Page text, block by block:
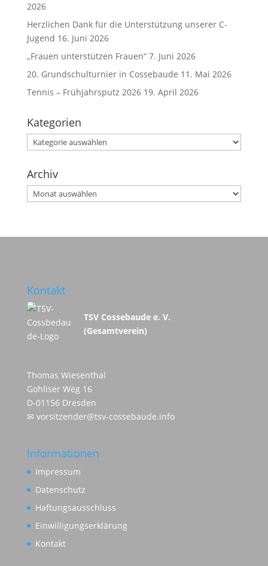
2026
Herzlichen Dank für die Unterstützung unserer C-
Jugend 16. Juni 2026
„Frauen unterstützen Frauen“ 7. Juni 2026
20. Grundschulturnier in Cossebaude 11. Mai 2026
Tennis – Frühjahrsputz 2026 19. April 2026
Kategorien
Kategorien
Archiv
Archiv
Kontakt
TSV Cossebaude e. V.
(Gesamtverein)
Thomas Wiesenthal
Gohliser Weg 16
D-01156 Dresden
✉ vorsitzender@tsv-cossebaude.info
Informationen
Impressum
Datenschutz
Haftungsausschluss
Einwilligungserklärung
Kontakt